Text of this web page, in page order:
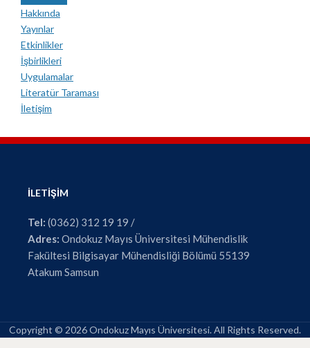
Hakkında
Yayınlar
Etkinlikler
İşbirlikleri
Uygulamalar
Literatür Taraması
İletişim
İLETIŞIM
Tel: (0362) 312 19 19 /
Adres: Ondokuz Mayıs Üniversitesi Mühendislik
Fakültesi Bilgisayar Mühendisliği Bölümü 55139
Atakum Samsun
Copyright © 2026 Ondokuz Mayıs Üniversitesi. All Rights Reserved.